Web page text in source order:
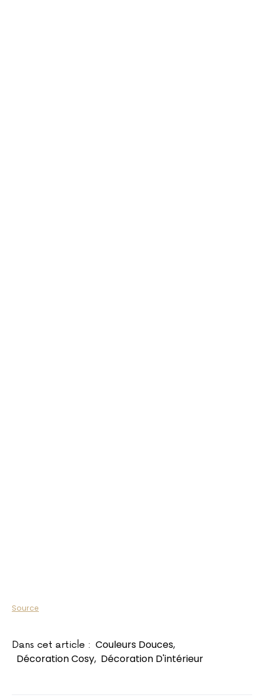
Source
Dans cet article : Couleurs Douces,
Décoration Cosy, Décoration D'intérieur